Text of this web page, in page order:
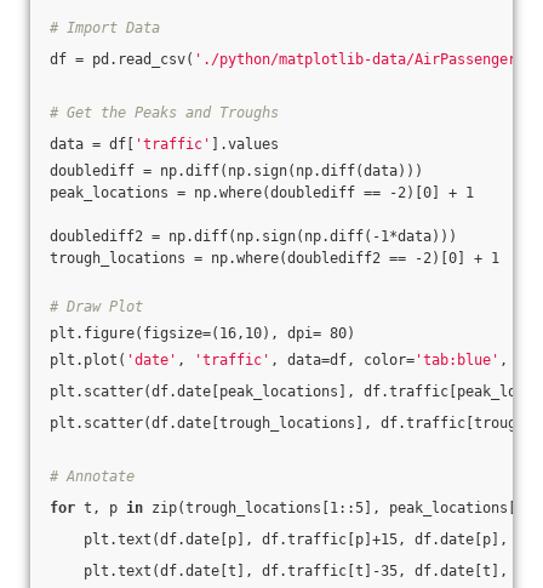
# Import Data
df = pd.read_csv( './python/matplotlib-data/
# Get the Peaks and Troughs
data = df[
'traffic'
].values
doublediff = np.diff(np.sign(np.diff(data)))
peak_locations = np.where(doublediff == -2)[0] + 1
doublediff2 = np.diff(np.sign(np.diff(-1*data)))
trough_locations = np.where(doublediff2 == -2)[0] + 1
# Draw Plot
plt.figure(figsize=(16,10), dpi= 80)
plt.plot( 'date' , 'traffic' , data=df, color= 'tab:blue' ,
plt.scatter(df.date[peak_locations],
plt.scatter(df.date[trough_locations],
# Annotate
for t, p in zip(trough_locations[1::5],
plt.text(df.date[p], df.traffic[p]+15, df.date[p],
plt.text(df.date[t], df.traffic[t]-35, df.date[t],